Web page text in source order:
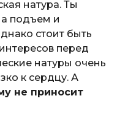
натура. Ты
подъем и
стоит быть
перед
натуры очень
к сердцу. А
не приносит